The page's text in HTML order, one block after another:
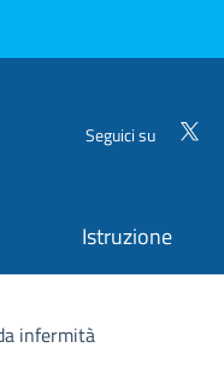
Seguici su
Istruzione
infermità